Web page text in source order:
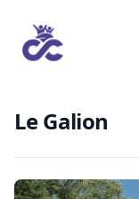
Le Galion